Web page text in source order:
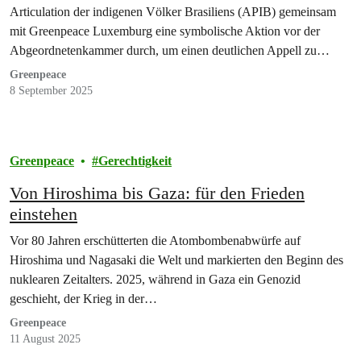
Articulation der indigenen Völker Brasiliens (APIB) gemeinsam
mit Greenpeace Luxemburg eine symbolische Aktion vor der
Abgeordnetenkammer durch, um einen deutlichen Appell zu
richten: Die Zerstörung des Amazonas stoppen...
Greenpeace
8 September 2025
Greenpeace Gerechtigkeit
Von Hiroshima bis Gaza: für den Frieden
einstehen
Vor 80 Jahren erschütterten die Atombombenabwürfe auf
Hiroshima und Nagasaki die Welt und markierten den Beginn des
nuklearen Zeitalters. 2025, während in Gaza ein Genozid
geschieht, der Krieg in der…
Greenpeace
11 August 2025